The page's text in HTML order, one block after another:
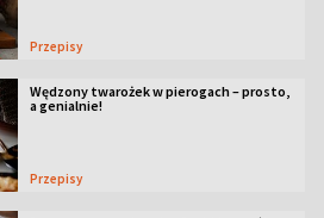
Przepisy
Wędzony twarożek w pierogach – prosto,
a genialnie!
Przepisy